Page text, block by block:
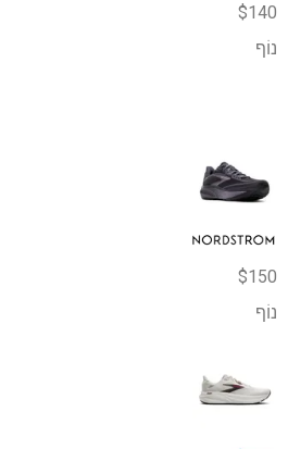
$140
נוֹף
$150
נוֹף